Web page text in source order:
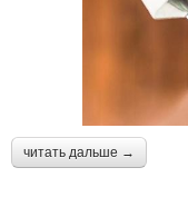
читать дальше →